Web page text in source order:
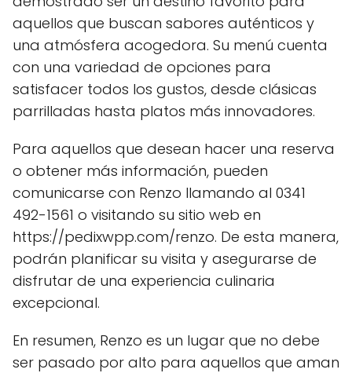
aquellos que buscan sabores auténticos y
una atmósfera acogedora. Su menú cuenta
con una variedad de opciones para
satisfacer todos los gustos, desde clásicas
parrilladas hasta platos más innovadores.
Para aquellos que desean hacer una reserva
o obtener más información, pueden
comunicarse con Renzo llamando al 0341
492-1561 o visitando su sitio web en
https://pedixwpp.com/renzo. De esta manera,
podrán planificar su visita y asegurarse de
disfrutar de una experiencia culinaria
excepcional.
En resumen, Renzo es un lugar que no debe
ser pasado por alto para aquellos que aman